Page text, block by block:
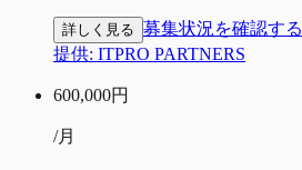
詳しく見る 募集状況を確認する
提供: ITPRO PARTNERS
600,000円
/月